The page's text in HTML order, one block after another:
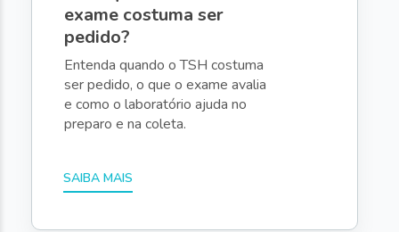
exame costuma ser
pedido?
Entenda quando o TSH costuma
ser pedido, o que o exame avalia
e como o laboratório ajuda no
preparo e na coleta.